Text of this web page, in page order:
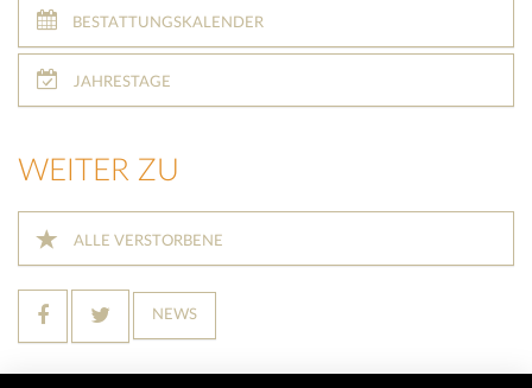
BESTATTUNGSKALENDER
JAHRESTAGE
WEITER ZU
ALLE VERSTORBENE
NEWS